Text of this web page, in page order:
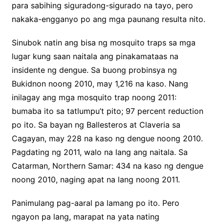
para sabihing siguradong-sigurado na tayo, pero
nakaka-engganyo po ang mga paunang resulta nito.
Sinubok natin ang bisa ng mosquito traps sa mga
lugar kung saan naitala ang pinakamataas na
insidente ng dengue. Sa buong probinsya ng
Bukidnon noong 2010, may 1,216 na kaso. Nang
inilagay ang mga mosquito trap noong 2011:
bumaba ito sa tatlumpu’t pito; 97 percent reduction
po ito. Sa bayan ng Ballesteros at Claveria sa
Cagayan, may 228 na kaso ng dengue noong 2010.
Pagdating ng 2011, walo na lang ang naitala. Sa
Catarman, Northern Samar: 434 na kaso ng dengue
noong 2010, naging apat na lang noong 2011.
Panimulang pag-aaral pa lamang po ito. Pero
ngayon pa lang, marapat na yata nating